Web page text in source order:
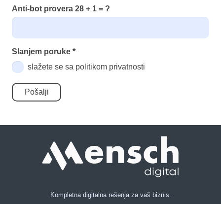
Anti-bot provera 28 + 1 = ?
Slanjem poruke *
slažete se sa politikom privatnosti
Pošalji
Kompletna digitalna rešenja za vaš biznis.